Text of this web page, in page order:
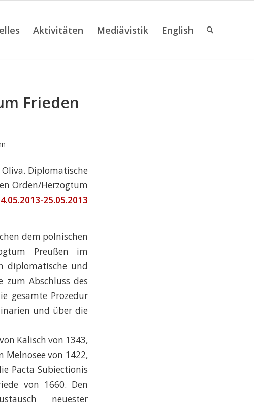
Aktivitäten Mediävistik English
Frieden
Diplomatische
Orden/Herzogtum
25.05.2013
dem polnischen
Preußen im
diplomatische und
zum Abschluss des
gesamte Prozedur
und über die
Kalisch von 1343,
Melnosee von 1422,
Pacta Subiectionis
von 1660. Den
neuester